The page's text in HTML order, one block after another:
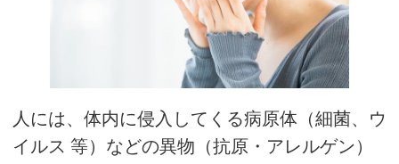
人には、体内に侵入してくる病原体（細菌、ウ
イルス 等）などの異物（抗原・アレルゲン）